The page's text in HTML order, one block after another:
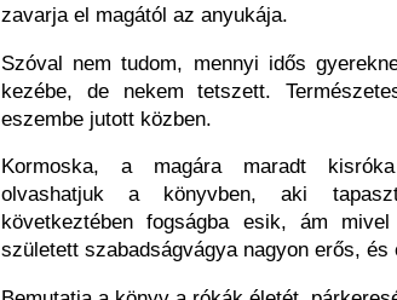
zavarja el magától az anyukája.
Szóval nem tudom, mennyi idős
kezébe, de nekem tetszett.
eszembe jutott közben.
Kormoska, a magára maradt
olvashatjuk a könyvben, aki
következtében fogságba esik, ám mivel
született szabadságvágya nagyon erős,